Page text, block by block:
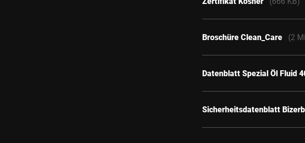
Broschüre Clean_Care (2
Datenblatt Spezial Öl Fluid
Sicherheitsdatenblatt